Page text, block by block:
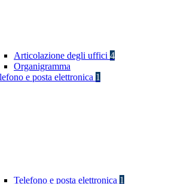
Articolazione degli uffici 4
Organigramma
e posta elettronica 1
Telefono e posta elettronica 1